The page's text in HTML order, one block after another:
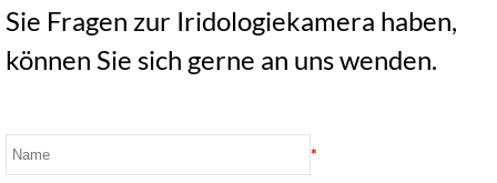
Sie Fragen zur Iridologiekamera haben,
können Sie sich gerne an uns wenden.
*